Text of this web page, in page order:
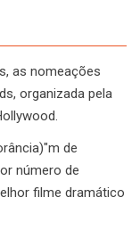
as nomeações
organizada pela
de
número de
filme dramático